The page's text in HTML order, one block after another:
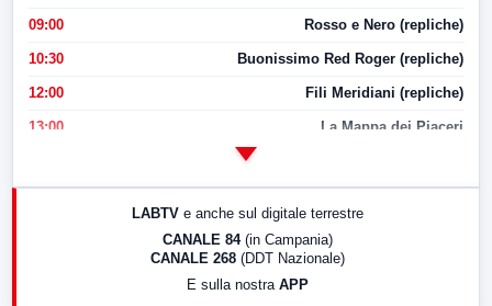
09:00 Rosso e Nero (repliche)
10:30 Buonissimo Red Roger (repliche)
12:00 Fili Meridiani (repliche)
13:00 La Mappa dei Piaceri
17:00 LabNews (replica)
LABTV e anche sul digitale terrestre
CANALE 84 (in Campania)
CANALE 268 (DDT Nazionale)
E sulla nostra APP